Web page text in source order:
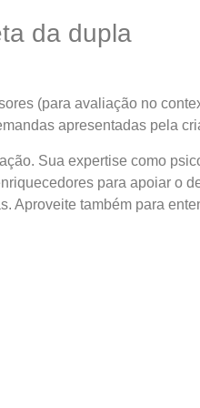
da dupla
(para avaliação no
apresentadas pela
Sua expertise como
para apoiar o
Aproveite também para